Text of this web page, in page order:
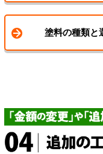
塗料の種類と